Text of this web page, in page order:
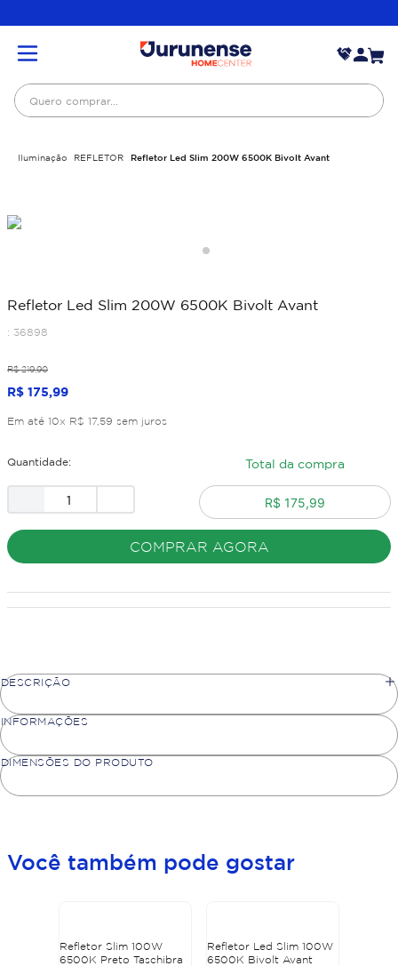
Quero comprar...
Iluminação REFLETOR Refletor Led Slim 200W 6500K Bivolt Avant
Refletor Led Slim 200W 6500K Bivolt Avant
: 36898
R$ 219,90
R$ 175,99
Em até 10x R$ 17, 59 sem juros
Quantidade: Total da compra
R$ 175,99
COMPRAR AGORA
DESCRIÇÃO
INFORMAÇÕES
DIMENSÕES DO PRODUTO
Você também pode gostar
Refletor Slim 100W
6500K Preto Taschibra
Refletor Led Slim 100W
6500K Bivolt Avant